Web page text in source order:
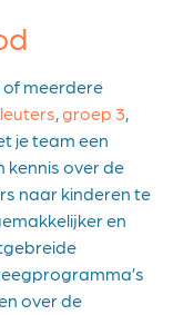
meerdere
,groep 3,
je team een
kennis over de
naar kinderen te
en
over de